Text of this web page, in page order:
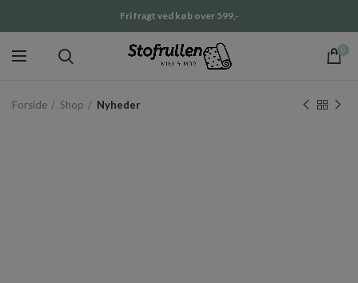
Fri fragt ved køb over 599,-
0
Forside Shop Nyheder